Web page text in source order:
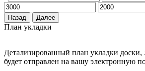
Назад Далее
План укладки
Детализированный план укладки доски,
будет отправлен на вашу электронную